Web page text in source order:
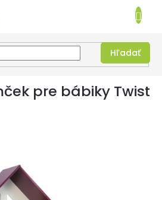
Hľadať
KOŠÍK
pre bábiky Twist